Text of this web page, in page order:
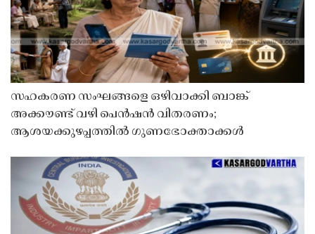
സഹകരണ സംഘങ്ങളെ ഒഴിവാക്കി ബാങ്ക്
അക്കൗണ്ട് വഴി പെൻഷൻ വിതരണം;
ആശയക്കുഴപ്പത്തിൽ ഗുണഭോക്താക്കൾ